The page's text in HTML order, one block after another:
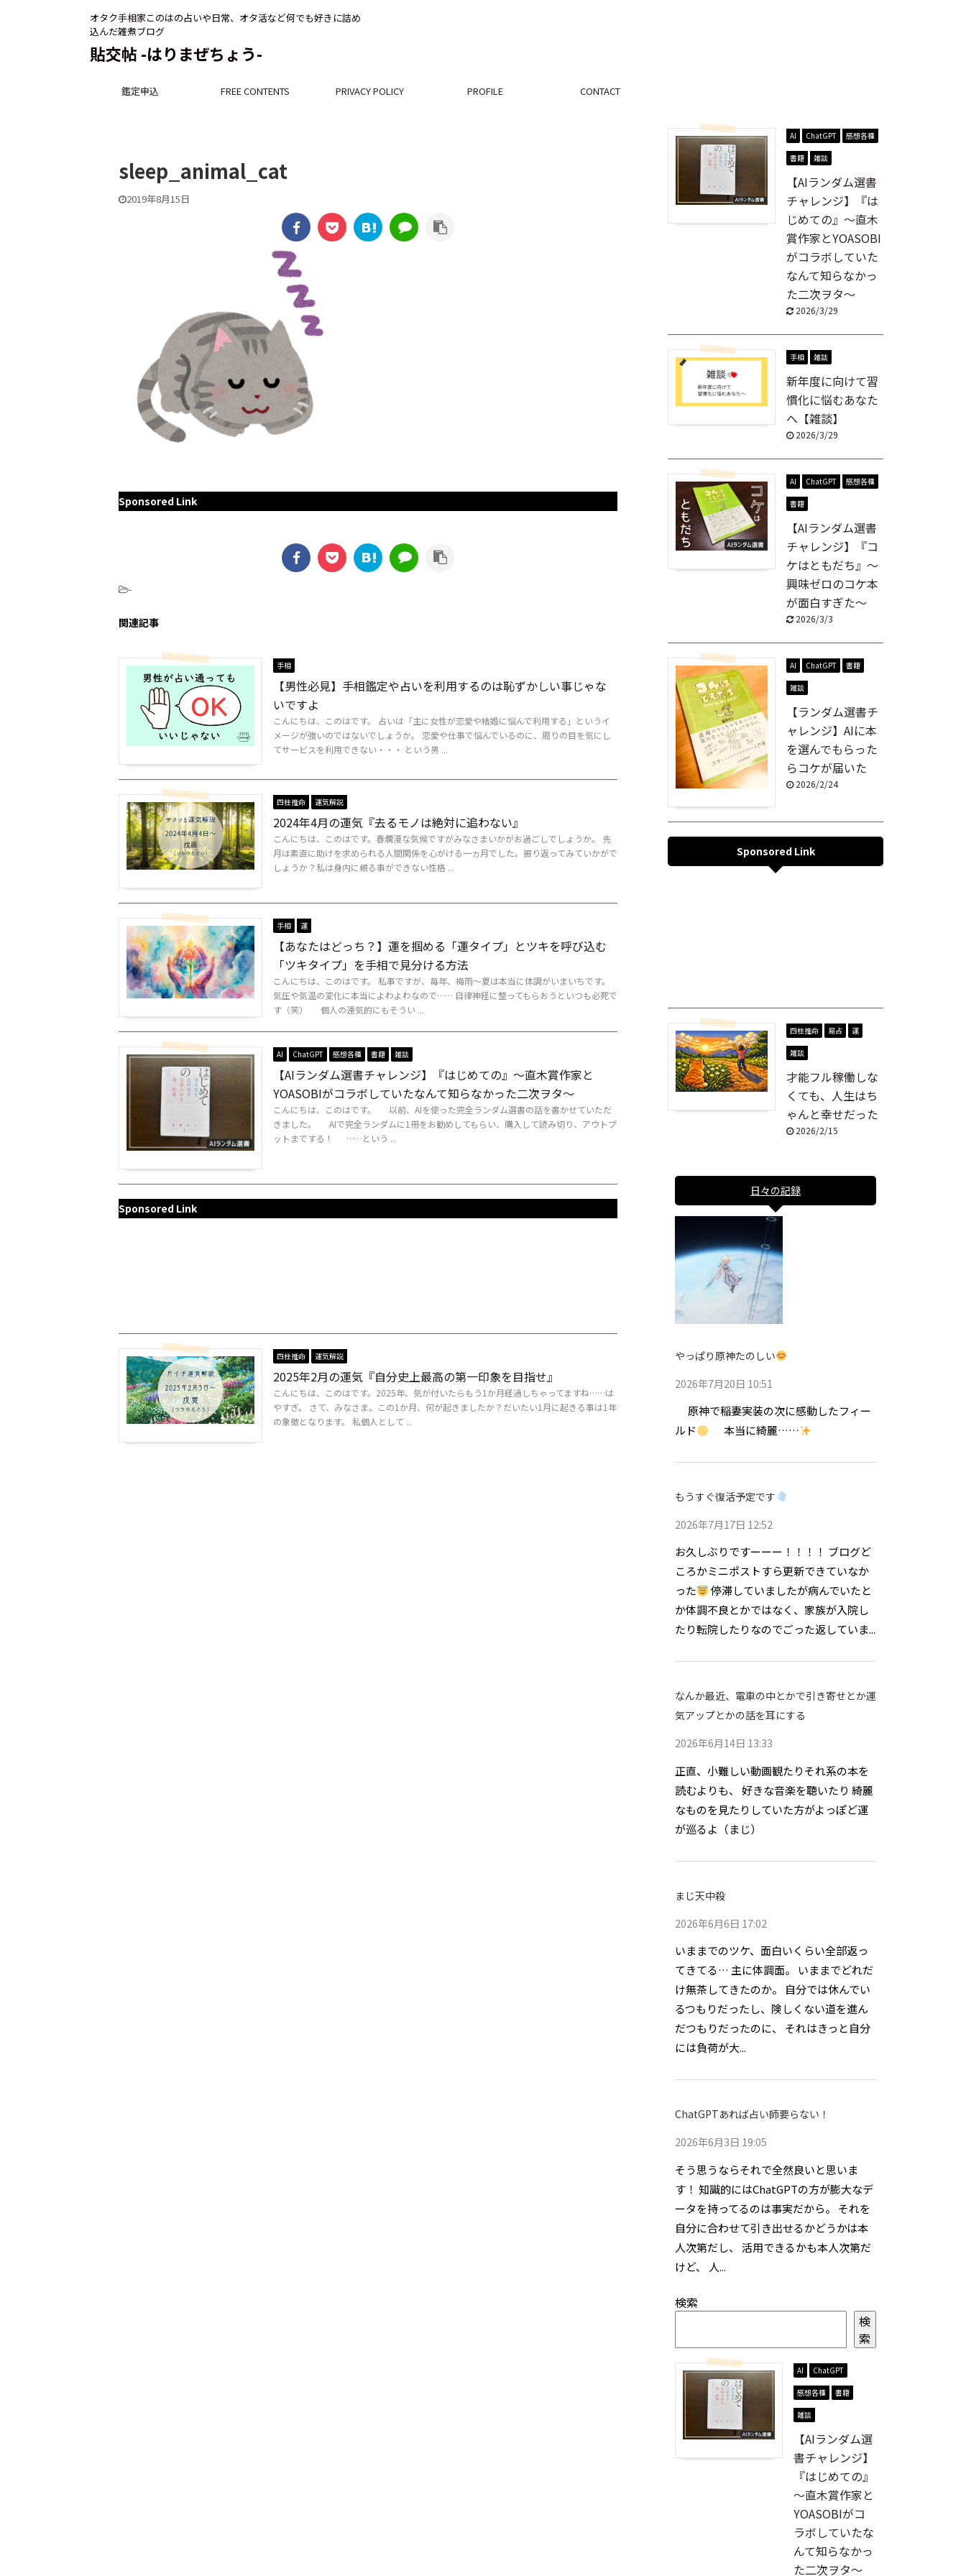
オタク手相家このはの占いや日常、オタ活など何でも好きに詰め
込んだ雑煮ブログ
貼交帖 -はりまぜちょう-
鑑定申込 FREE CONTENTS PRIVACY POLICY PROFILE CONTACT
sleep_animal_cat
2019年8月15日
Sponsored Link
-
関連記事
手相
【男性必見】手相鑑定や占いを利用するのは恥ずかしい事じゃな
いですよ
こんにちは、このはです。 占いは「主に女性が恋愛や結婚に悩んで利用する」というイ
メージが強いのではないでしょうか。 恋愛や仕事で悩んでいるのに、周りの目を気にし
てサービスを利用できない・・・ という男 ...
四柱推命 運気解説
2024年4月の運気『去るモノは絶対に追わない』
こんにちは、このはです。春爛漫な気候ですがみなさまいかがお過ごしでしょうか。 先
月は素直に助けを求められる人間関係を心がける一ヵ月でした。振り返ってみていかがで
しょうか？私は身内に頼る事ができない性格 ...
手相 運
【あなたはどっち？】運を掴める「運タイプ」とツキを呼び込む
「ツキタイプ」を手相で見分ける方法
こんにちは、このはです。 私事ですが、毎年、梅雨～夏は本当に体調がいまいちです。
気圧や気温の変化に本当によわよわなので…… 自律神経に整ってもらおうといつも必死で
す（笑） 個人の運気的にもそうい ...
AI ChatGPT 感想各種 書籍 雑談
【AIランダム選書チャレンジ】『はじめての』～直木賞作家と
YOASOBIがコラボしていたなんて知らなかった二次ヲタ～
こんにちは、このはです。 以前、AIを使った完全ランダム選書の話を書かせていただ
きました。 AIで完全ランダムに1冊をお勧めしてもらい、購入して読み切り、アウトプ
ットまでする！ ……という ...
Sponsored Link
四柱推命 運気解説
2025年2月の運気『自分史上最高の第一印象を目指せ』
こんにちは、このはです。2025年、気が付いたらもう1か月経過しちゃってますね……は
やすぎ。 さて、みなさま。この1か月、何が起きましたか？だいたい1月に起きる事は1年
の象徴となります。 私個人として ...
AI ChatGPT 感想各種
書籍 雑談
【AIランダム選書
チャレンジ】『は
じめての』～直木
賞作家とYOASOBI
がコラボしていた
なんて知らなかっ
た二次ヲタ～
2026/3/29
手相 雑談
新年度に向けて習
慣化に悩むあなた
へ【雑談】
2026/3/29
AI ChatGPT 感想各種
書籍
【AIランダム選書
チャレンジ】『コ
ケはともだち』～
興味ゼロのコケ本
が面白すぎた～
2026/3/3
AI ChatGPT 書籍
雑談
【ランダム選書チ
ャレンジ】AIに本
を選んでもらった
らコケが届いた
2026/2/24
Sponsored Link
四柱推命 易占 運
雑談
才能フル稼働しな
くても、人生はち
ゃんと幸せだった
2026/2/15
日々の記録
やっぱり原神たのしい
2026年7月20日 10:51
原神で稲妻実装の次に感動したフィー
ルド
本当に綺麗……
もうすぐ復活予定です
2026年7月17日 12:52
お久しぶりですーーー！！！！ ブログど
ころかミニポストすら更新できていなか
った
停滞していましたが病んでいたと
か体調不良とかではなく、家族が入院し
たり転院したりなのでごった返していま...
なんか最近、電車の中とかで引き寄せとか運
気アップとかの話を耳にする
2026年6月14日 13:33
正直、小難しい動画観たりそれ系の本を
読むよりも、 好きな音楽を聴いたり 綺麗
なものを見たりしていた方がよっぽど運
が巡るよ（まじ）
まじ天中殺
2026年6月6日 17:02
いままでのツケ、面白いくらい全部返っ
てきてる… 主に体調面。 いままでどれだ
け無茶してきたのか。 自分では休んでい
るつもりだったし、険しくない道を進ん
だつもりだったのに、 それはきっと自分
には負荷が大...
ChatGPTあれば占い師要らない！
2026年6月3日 19:05
そう思うならそれで全然良いと思いま
す！ 知識的にはChatGPTの方が膨大なデ
ータを持ってるのは事実だから。 それを
自分に合わせて引き出せるかどうかは本
人次第だし、 活用できるかも本人次第だ
けど、 人...
検索
検
索
AI ChatGPT
感想各種 書籍
雑談
【AIランダム選
書チャレンジ】
『はじめての』
～直木賞作家と
YOASOBIがコ
ラボしていたな
んて知らなかっ
た二次ヲタ～